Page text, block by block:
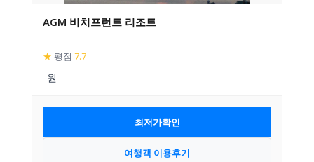
AGM 비치프런트 리조트
★ 평점 7.7
최저가확인
여행객 이용후기